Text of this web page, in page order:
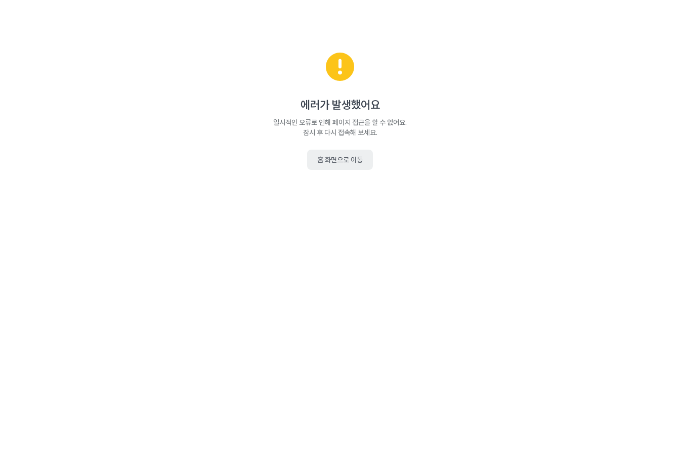
에러가 발생했어요
일시적인 오류로 인해 페이지 접근을 할 수 없어요.
잠시 후 다시 접속해 보세요.
홈 화면으로 이동